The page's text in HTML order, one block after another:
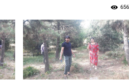
656